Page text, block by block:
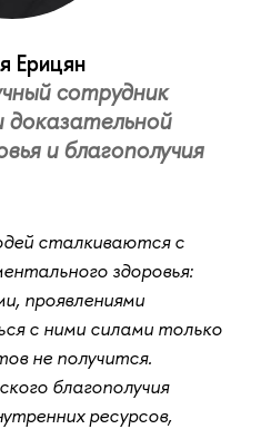
Ерицян
сотрудник
и благополучия
сталкиваются с
здоровья:
проявлениями
с ними силами только
не получится.
благополучия
ресурсов,